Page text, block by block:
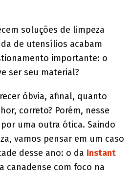
soluções de limpeza
de utensílios acabam
importante: o
ser seu material?
óbvia, afinal, quanto
correto? Porém, nesse
uma outra ótica. Saindo
vamos pensar em um caso
desse ano: o da Instant
canadense com foco na